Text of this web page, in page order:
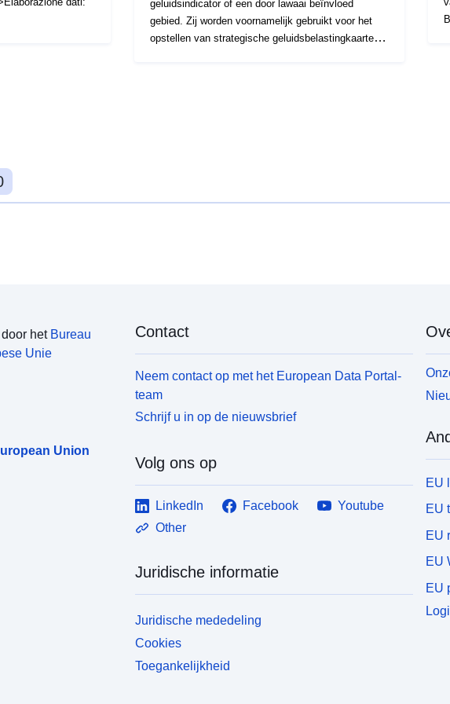
geluidsindicator of een door lawaai beïnvloed
gebied. Zij worden voornamelijk gebruikt voor het
opstellen van strategische geluidsbelastingkaarten
het Bureau
Unie
Union
Contact
Neem contact op met het European Data Portal-
team
Schrijf u in op de nieuwsbrief
Volg ons op
LinkedIn Facebook
Youtube
Other
Juridische informatie
Juridische mededeling
Cookies
Toegankelijkheid
EU
EU
EU
EU
EU